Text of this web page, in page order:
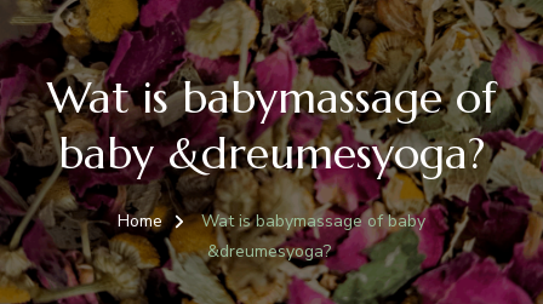
Wat is babymassage of
baby &dreumesyoga?
Home
Wat is babymassage of baby
&dreumesyoga?